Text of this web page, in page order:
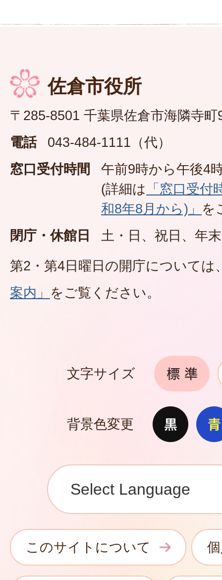
佐倉市役所
〒285-8501 千葉県佐倉市海隣寺町
電話
043-484-1111（代）
窓口受付時間
午前9時から午後4
(詳細は 「窓口受
和8年8月から)」 を
閉庁・休館日
土・日、祝日、年
第2・第4日曜日の開庁については
案内」 をご覧ください。
文字サイズ
背景色変更
このサイトについて